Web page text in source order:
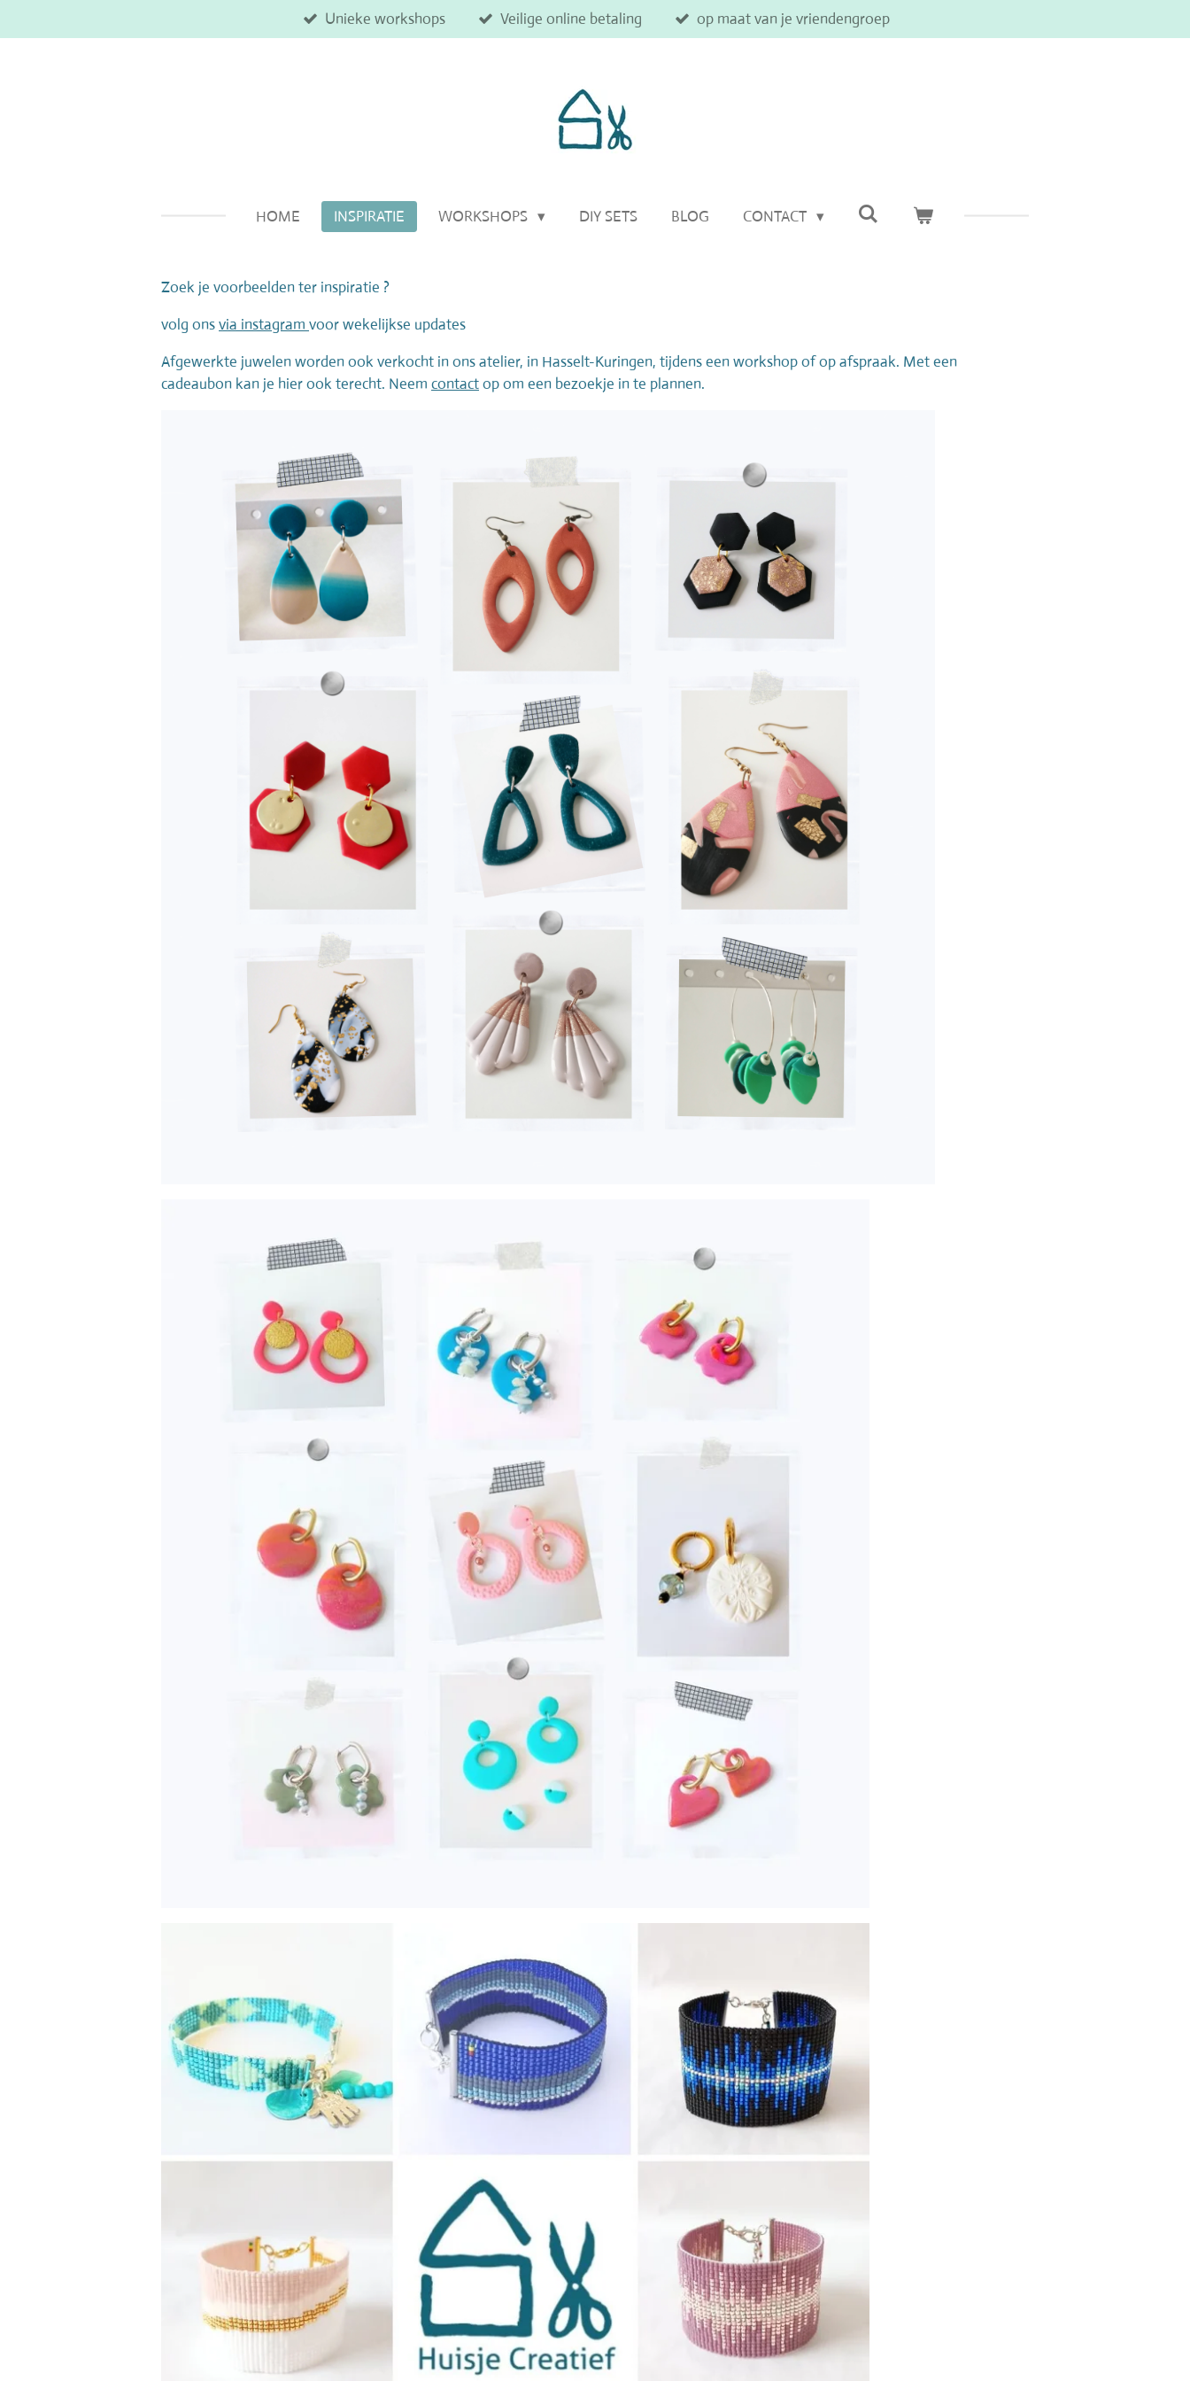
direct
Unieke workshops Veilige online betaling op maat van je vriendengroep
HOME INSPIRATIE WORKSHOPS DIY SETS BLOG CONTACT
Zoek je voorbeelden ter inspiratie ?
volg onsvia instagram voor wekelijkse updates
Afgewerkte juwelen worden ook verkocht in ons atelier, in Hasselt-Kuringen, tijdens een workshop of op afspraak. Met een
cadeaubon kan je hier ook terecht. Neem contactop om een bezoekje in te plannen.